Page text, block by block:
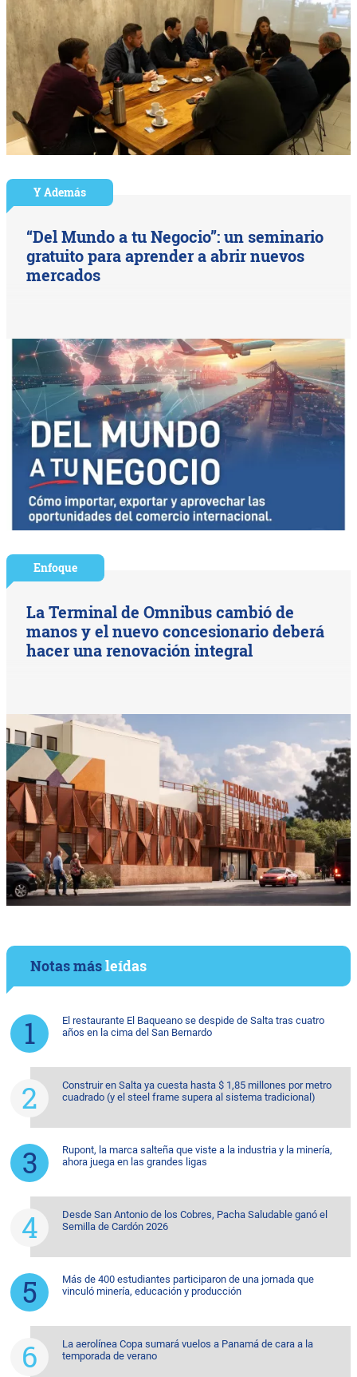
Y Además
“Del Mundo a tu Negocio”: un seminario
gratuito para aprender a abrir nuevos
mercados
Enfoque
La Terminal de Omnibus cambió de
manos y el nuevo concesionario deberá
hacer una renovación integral
Notas másleídas
El restaurante El Baqueano se despide de Salta tras cuatro
años en la cima del San Bernardo
Construir en Salta ya cuesta hasta $ 1,85 millones por metro
cuadrado (y el steel frame supera al sistema tradicional)
Rupont, la marca salteña que viste a la industria y la minería,
ahora juega en las grandes ligas
Desde San Antonio de los Cobres, Pacha Saludable ganó el
Semilla de Cardón 2026
Más de 400 estudiantes participaron de una jornada que
vinculó minería, educación y producción
La aerolínea Copa sumará vuelos a Panamá de cara a la
temporada de verano